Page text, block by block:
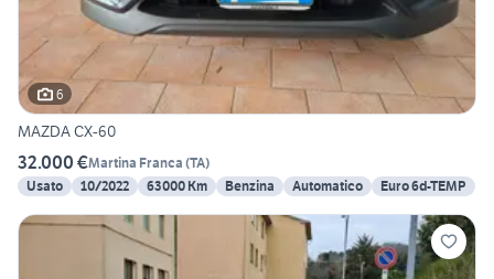
6
MAZDA CX-60
32.000 €Martina Franca (TA)
Usato
10/2022 63000 Km Benzina Automatico Euro 6d-TEMP